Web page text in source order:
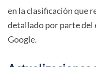
en la clasificación que
detallado por parte del
Google.